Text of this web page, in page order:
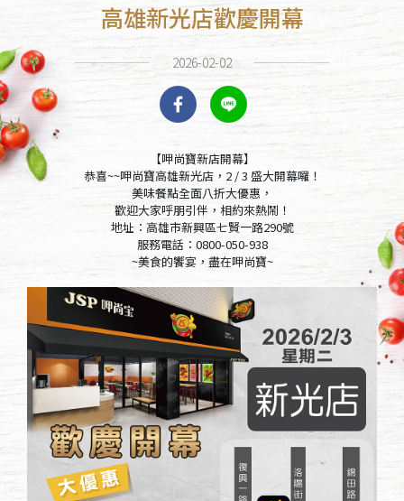
高雄新光店歡慶開幕
2026-02-02
【呷尚寶新店開幕】
恭喜~~呷尚寶高雄新光店，2 / 3 盛大開幕囉！
美味餐點全面八折大優惠，
歡迎大家呼朋引伴，相約來熱鬧！
地址：高雄市新興區七賢一路290號
服務電話：0800-050-938
~美食的饗宴，盡在呷尚寶~